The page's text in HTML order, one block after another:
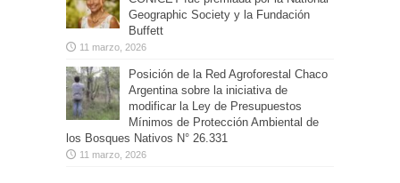
Geographic Society y la Fundación
Buffett
11 marzo, 2026
Posición de la Red Agroforestal Chaco
Argentina sobre la iniciativa de
modificar la Ley de Presupuestos
Mínimos de Protección Ambiental de
los Bosques Nativos N° 26.331
11 marzo, 2026